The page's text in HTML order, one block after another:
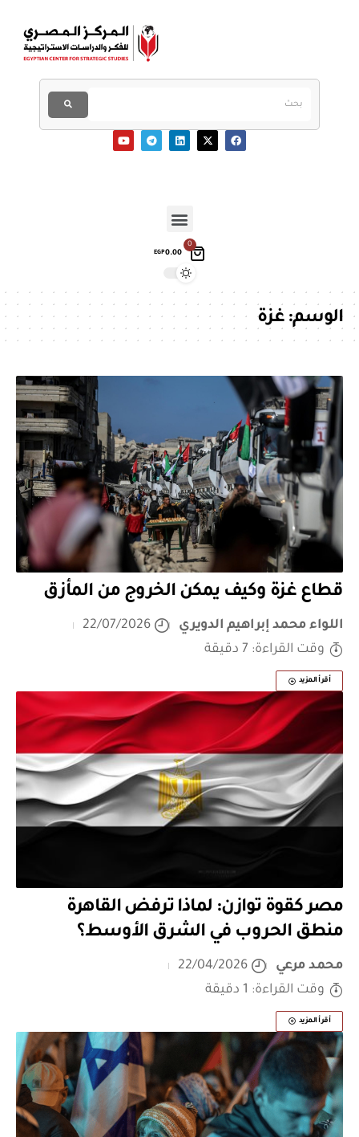
0
EGP0.00
الوسم:غزة
قطاع غزة وكيف يمكن الخروج من المأزق
اللواء محمد إبراهيم الدويري
22/07/2026
وقت القراءة: 7 دقيقة
أقرأ المزيد
مصر كقوة توازن: لماذا ترفض القاهرة
منطق الحروب في الشرق الأوسط؟
محمد مرعي
22/04/2026
وقت القراءة: 1 دقيقة
أقرأ المزيد